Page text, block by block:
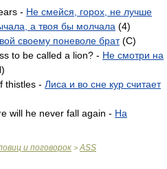
- Не смейся, горох, не лучше
а твоя бы молчала (4)
своему поневоле брат(C)
to be called a lion? - Не смотри на
thistles - Лиса и во сне кур считает
will he never fall again - На
и поговорок > ASS